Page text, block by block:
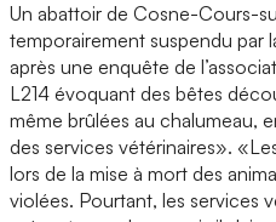
Un abattoir de Cosne-Cours-
temporairement suspendu par
après une enquête de
L214 évoquant des bêtes
même brûlées au chalumeau,
des services vétérinaires».
lors de la mise à mort des
violées. Pourtant, les services